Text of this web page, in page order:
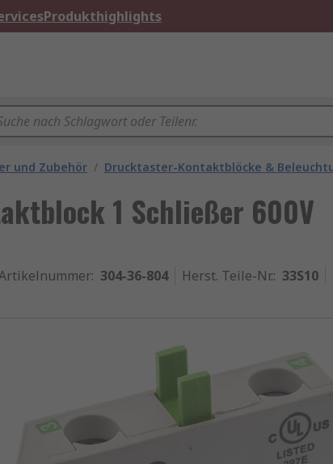
Produkthighlights
und Zubehör / Drucktaster-Kontaktblöcke &
1 Schließer 600V
: 304-36-804 Herst. Teile-Nr.: 33S10